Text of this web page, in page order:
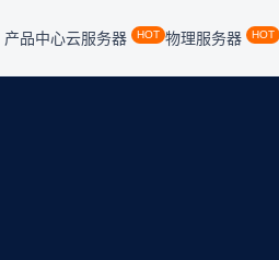
产品中心云服务器 HOT 物理服务器 HOT